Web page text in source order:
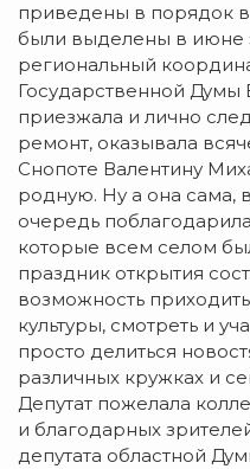
приведены в порядок
были выделены в июне
региональный
Государственной
приезжала и лично
ремонт, оказывала
Снопоте Валентину
родную. Ну а она сама,
очередь
которые всем селом
праздник открытия
возможность
культуры, смотреть и
просто делиться
различных кружках и
Депутат пожелала
и благодарных
депутата областной